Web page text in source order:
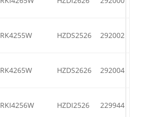
RK4255W HZDS2526 292002
RK4265W HZDS2626 292004
RKI4256W HZDI2526 229944